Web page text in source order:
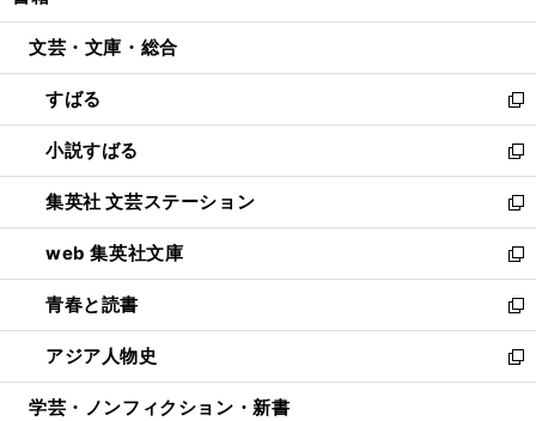
開
ウ
開
く
ン
ウ
で
開
く
ウ
ン
ド
ウ
で
開
く
文芸・文庫・総合
すばる
新
し
い
ウ
ィ
ン
ド
ウ
で
開
く
小説すばる
新
し
い
ウ
ィ
ン
ド
ウ
で
開
集英社 文芸ステーション
新
し
い
ウ
ィ
ン
ド
ウ
web 集英社文庫
新
し
い
ウ
ィ
ン
青春と読書
新
し
い
ウ
アジア人物史
新
し
学芸・ノンフィクション・新書